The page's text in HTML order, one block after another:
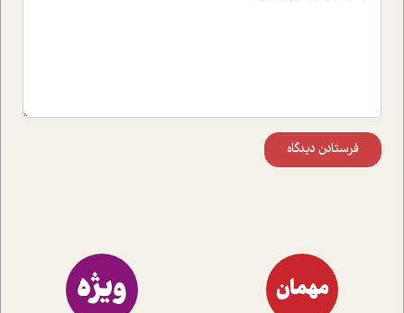
فرستادن دیدگاه
مهمان ویژه